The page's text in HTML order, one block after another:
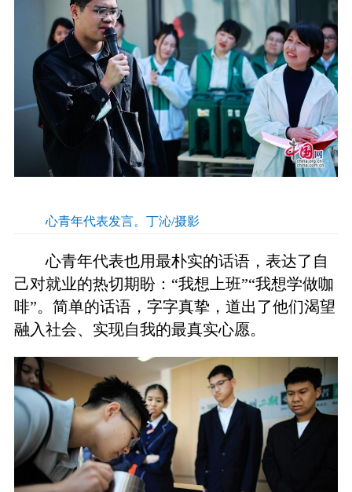
心青年代表发言。丁沁/摄影
心青年代表也用最朴实的话语，表达了自
己对就业的热切期盼：“我想上班”“我想学做咖
啡”。简单的话语，字字真挚，道出了他们渴望
融入社会、实现自我的最真实心愿。